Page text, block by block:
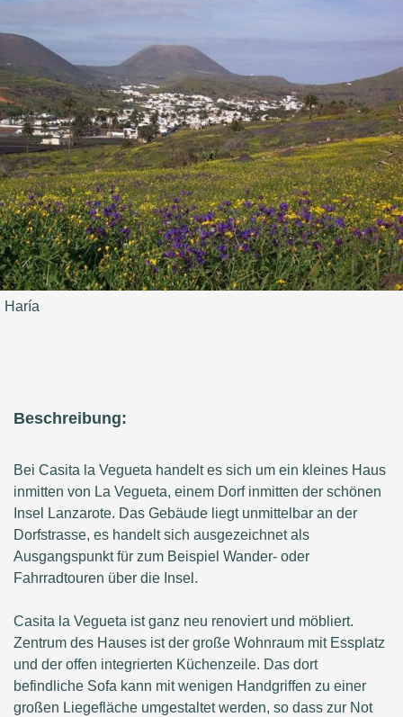
Haría
Beschreibung:
Bei Casita la Vegueta handelt es sich um ein kleines Haus
inmitten von La Vegueta, einem Dorf inmitten der schönen
Insel Lanzarote. Das Gebäude liegt unmittelbar an der
Dorfstrasse, es handelt sich ausgezeichnet als
Ausgangspunkt für zum Beispiel Wander- oder
Fahrradtouren über die Insel.
Casita la Vegueta ist ganz neu renoviert und möbliert.
Zentrum des Hauses ist der große Wohnraum mit Essplatz
und der offen integrierten Küchenzeile. Das dort
befindliche Sofa kann mit wenigen Handgriffen zu einer
großen Liegefläche umgestaltet werden, so dass zur Not